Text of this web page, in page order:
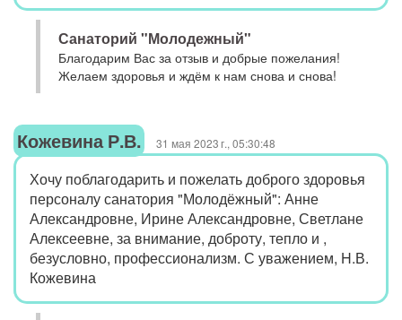
Санаторий "Молодежный"
Благодарим Вас за отзыв и добрые пожелания!
Желаем здоровья и ждём к нам снова и снова!
Кожевина Р.В. 31 мая 2023 г., 05:30:48
Хочу поблагодарить и пожелать доброго здоровья
персоналу санатория "Молодёжный": Анне
Александровне, Ирине Александровне, Светлане
Алексеевне, за внимание, доброту, тепло и ,
безусловно, профессионализм. С уважением, H.В.
Кожевина